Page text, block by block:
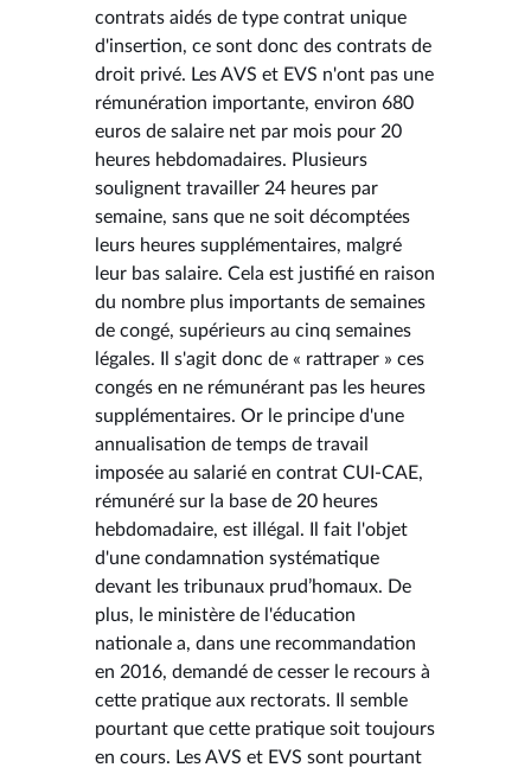
contrats aidés de type contrat unique
d'insertion, ce sont donc des contrats de
droit privé. Les AVS et EVS n'ont pas une
rémunération importante, environ 680
euros de salaire net par mois pour 20
heures hebdomadaires. Plusieurs
soulignent travailler 24 heures par
semaine, sans que ne soit décomptées
leurs heures supplémentaires, malgré
leur bas salaire. Cela est justifié en raison
du nombre plus importants de semaines
de congé, supérieurs au cinq semaines
légales. Il s'agit donc de « rattraper » ces
congés en ne rémunérant pas les heures
supplémentaires. Or le principe d'une
annualisation de temps de travail
imposée au salarié en contrat CUI-CAE,
rémunéré sur la base de 20 heures
hebdomadaire, est illégal. Il fait l'objet
d'une condamnation systématique
devant les tribunaux prud’homaux. De
plus, le ministère de l'éducation
nationale a, dans une recommandation
en 2016, demandé de cesser le recours à
cette pratique aux rectorats. Il semble
pourtant que cette pratique soit toujours
en cours. Les AVS et EVS sont pourtant